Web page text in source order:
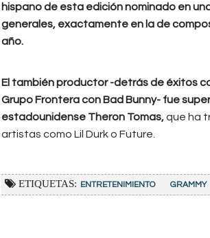
hispano de esta edición nominado en
generales, exactamente en la de
año.
El también productor -detrás de éxitos
Grupo Frontera con Bad Bunny- fue
estadounidense Theron Tomas,que ha
artistas como Lil Durk o Future.
ETIQUETAS: ENTRETENIMIENTO GRAMMY